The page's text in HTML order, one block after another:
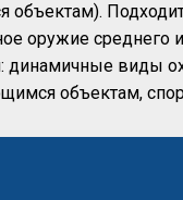
оружие среднего
динамичные виды
объектам,